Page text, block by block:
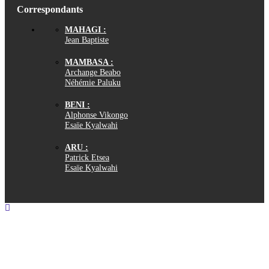
Correspondants
MAHAGI :
Jean Baptiste
MAMBASA :
Archange Beabo
Néhémie Paluku
BENI :
Alphonse Vikongo
Esaïe Kyalwahi
ARU :
Patrick Etsea
Esaïe Kyalwahi